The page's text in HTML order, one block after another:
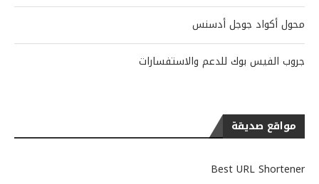
محول أكواد جوجل أدسنس
جروب الفيس بوك للدعم والاستفسارات
مواقع صديقة
Best URL Shortener